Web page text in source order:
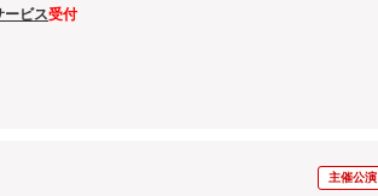
ービス受付
主催公演